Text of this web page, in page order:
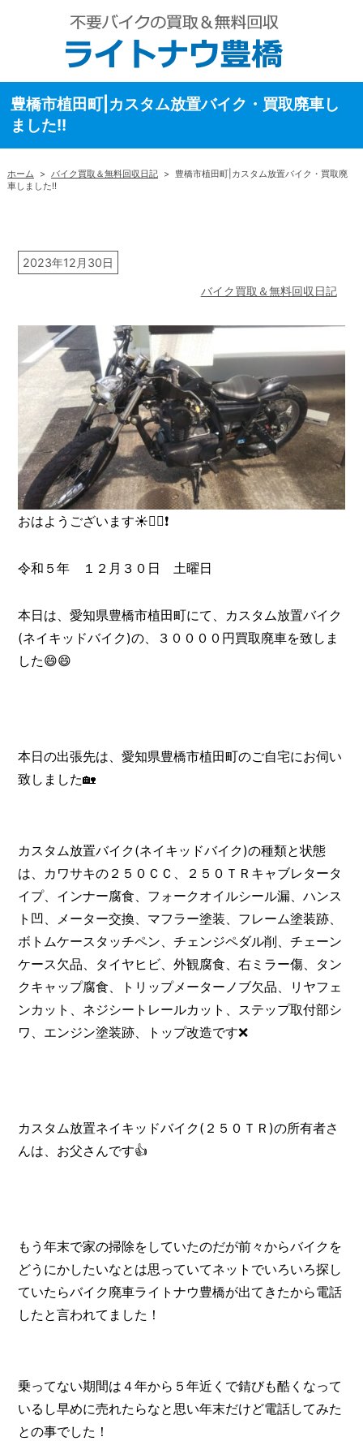
豊橋市植田町|カスタム放置バイク・買取廃車し
ました!!
ホーム > バイク買取＆無料回収日記 > 豊橋市植田町|カスタム放置バイク・買取廃
車しました!!
2023年12月30日
バイク買取＆無料回収日記
おはようございます☀️🙋‍♂️❗
令和５年 １２月３０日 土曜日
本日は、愛知県豊橋市植田町にて、カスタム放置バイク
(ネイキッドバイク)の、３００００円買取廃車を致しま
した😄😄
本日の出張先は、愛知県豊橋市植田町のご自宅にお伺い
致しました🏡
カスタム放置バイク(ネイキッドバイク)の種類と状態
は、カワサキの２５０ＣＣ、２５０ＴＲキャブレタータ
イプ、インナー腐食、フォークオイルシール漏、ハンス
ト凹、メーター交換、マフラー塗装、フレーム塗装跡、
ボトムケースタッチペン、チェンジペダル削、チェーン
ケース欠品、タイヤヒビ、外観腐食、右ミラー傷、タン
クキャップ腐食、トリップメーターノブ欠品、リヤフェ
ンカット、ネジシートレールカット、ステップ取付部シ
ワ、エンジン塗装跡、トップ改造です❌
カスタム放置ネイキッドバイク(２５０ＴＲ)の所有者さ
んは、お父さんです👍️
もう年末で家の掃除をしていたのだが前々からバイクを
どうにかしたいなとは思っていてネットでいろいろ探し
ていたらバイク廃車ライトナウ豊橋が出てきたから電話
したと言われてました！
乗ってない期間は４年から５年近くで錆びも酷くなって
いるし早めに売れたらなと思い年末だけど電話してみた
との事でした！